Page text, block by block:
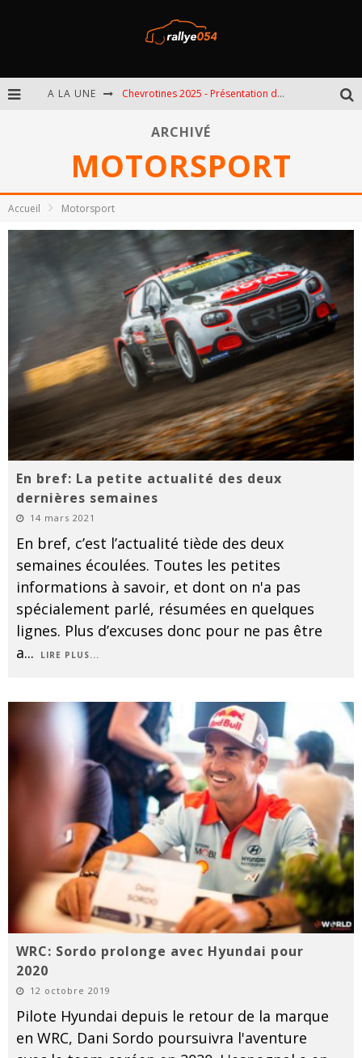
A LA UNE Chevrotines 2025 - Présentation de l'épreuve
Omloop 2025 - Présentation de l'épreuve
Spa 2025 - Présentation de l'épreuve
ARCHIVÉ
MOTORSPORT
Accueil Motorsport
En bref: La petite actualité des deux
dernières semaines
14 mars 2021
En bref, c’est l’actualité tiède des deux
semaines écoulées. Toutes les petites
informations à savoir, et dont on n'a pas
spécialement parlé, résumées en quelques
lignes. Plus d’excuses donc pour ne pas être
a... LIRE PLUS...
WRC: Sordo prolonge avec Hyundai pour
2020
12 octobre 2019
Pilote Hyundai depuis le retour de la marque
en WRC, Dani Sordo poursuivra l'aventure